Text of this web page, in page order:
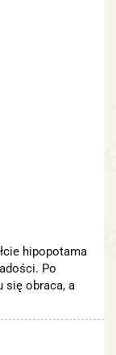
hipopotama
Po
się obraca, a